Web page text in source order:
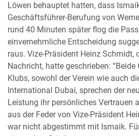
Löwen behauptet hatten, dass
Geschäftsführer-Berufung von
rund 40 Minuten später flog die
einvernehmliche Entscheidung
raus. Vize-Präsident Heinz Schmidt,
Nachricht, hatte geschrieben:
Klubs, sowohl der Verein wie auch
International Dubai, sprechen der
Leistung ihr persönliches Vertrauen
aus der Feder von Vize-Präsident
war nicht abgestimmt mit Ismaik.